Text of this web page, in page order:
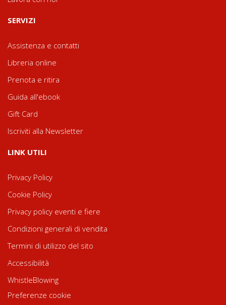
SERVIZI
Assistenza e contatti
Libreria online
Prenota e ritira
Guida all'ebook
Gift Card
Iscriviti alla Newsletter
LINK UTILI
Privacy Policy
Cookie Policy
Privacy policy eventi e fiere
Condizioni generali di vendita
Termini di utilizzo del sito
Accessibilità
WhistleBlowing
Preferenze cookie